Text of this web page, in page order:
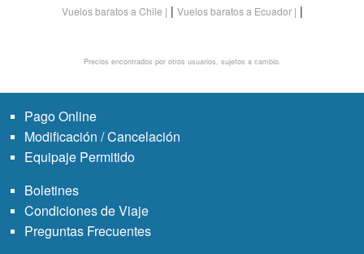
Vuelos baratos a Chile | Vuelos baratos a Ecuador |
Precios encontrados por otros usuarios, sujetos a cambio.
Pago Online
Modificación / Cancelación
Equipaje Permitido
Boletines
Condiciones de Viaje
Preguntas Frecuentes